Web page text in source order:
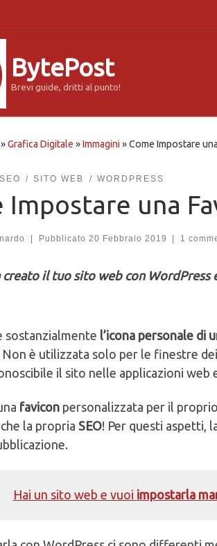
BytePost
Brevi guide, dritti al punto!
»Grafica Digitale »Immagini »Come Impostare
SEO SITO WEB WORDPRESS
Impostare una
Pubblicato 20 Febbraio 2019 1
creato il tuo sito web con WordPress
sostanzialmente l’icona personale di
Non è utilizzata solo per le finestre
il sito nelle applicazioni web
favicon personalizzata per il
la propria SEO! Per questi aspetti,
Hai un sito web e vuoi impostarla